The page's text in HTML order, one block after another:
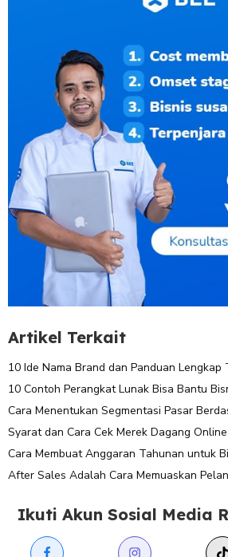
Artikel Terkait
10 Ide Nama Brand dan Panduan Lengkap
10 Contoh Perangkat Lunak Bisa Bantu
Cara Menentukan Segmentasi Pasar
Syarat dan Cara Cek Merek Dagang
Cara Membuat Anggaran Tahunan untuk
After Sales Adalah Cara Memuaskan
Ikuti Akun Sosial Media